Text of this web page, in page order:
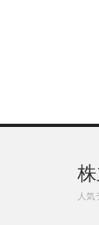
人気